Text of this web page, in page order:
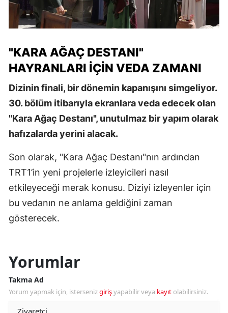
"KARA AĞAÇ DESTANI"
HAYRANLARI İÇIN VEDA ZAMANI
Dizinin finali, bir dönemin kapanışını simgeliyor.
30. bölüm itibarıyla ekranlara veda edecek olan
"Kara Ağaç Destanı", unutulmaz bir yapım olarak
hafızalarda yerini alacak.
Son olarak, "Kara Ağaç Destanı"nın ardından
TRT1’in yeni projelerle izleyicileri nasıl
etkileyeceği merak konusu. Diziyi izleyenler için
bu vedanın ne anlama geldiğini zaman
gösterecek.
Yorumlar
Takma Ad
Yorum yapmak için, istersenizgirişyapabilir veya kayıt olabilirsiniz.